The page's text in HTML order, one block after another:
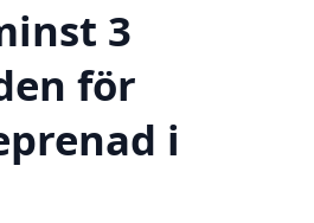
3
för
i